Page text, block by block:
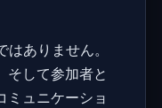
ありません。
そして参加者と
ミュニケーショ